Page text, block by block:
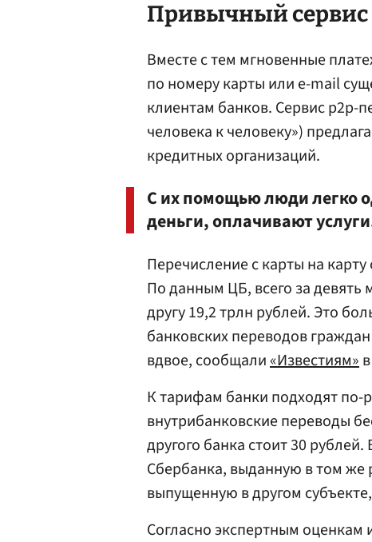
Привычный сервис
Вместе с тем мгновенные
по номеру карты или e-mail
клиентам банков. Cервис p2p-
человека к человеку»)
кредитных организаций.
С их помощью люди легко
деньги, оплачивают
Перечисление с карты на
По данным ЦБ, всего за девять
другу 19,2 трлн рублей. Это
банковских переводов
вдвое, сообщали«Известиям»
К тарифам банки подходят по-
внутрибанковские переводы
другого банка стоит 30 рублей.
Сбербанка, выданную в том же
выпущенную в другом
Согласно экспертным оценкам